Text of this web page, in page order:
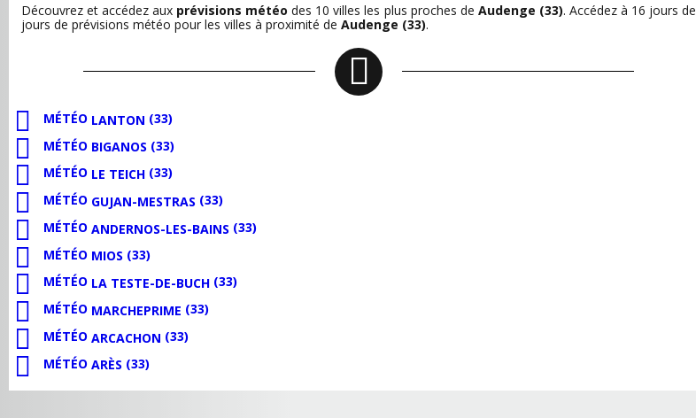
Découvrez et accédez aux prévisions météo des 10 villes les plus proches de Audenge (33). Accédez à 16 jours de
jours de prévisions météo pour les villes à proximité de Audenge (33).
MÉTÉO LANTON (33)
MÉTÉO BIGANOS (33)
MÉTÉO LE TEICH (33)
MÉTÉO GUJAN-MESTRAS (33)
MÉTÉO ANDERNOS-LES-BAINS (33)
MÉTÉO MIOS (33)
MÉTÉO LA TESTE-DE-BUCH (33)
MÉTÉO MARCHEPRIME (33)
MÉTÉO ARCACHON (33)
MÉTÉO ARÈS (33)